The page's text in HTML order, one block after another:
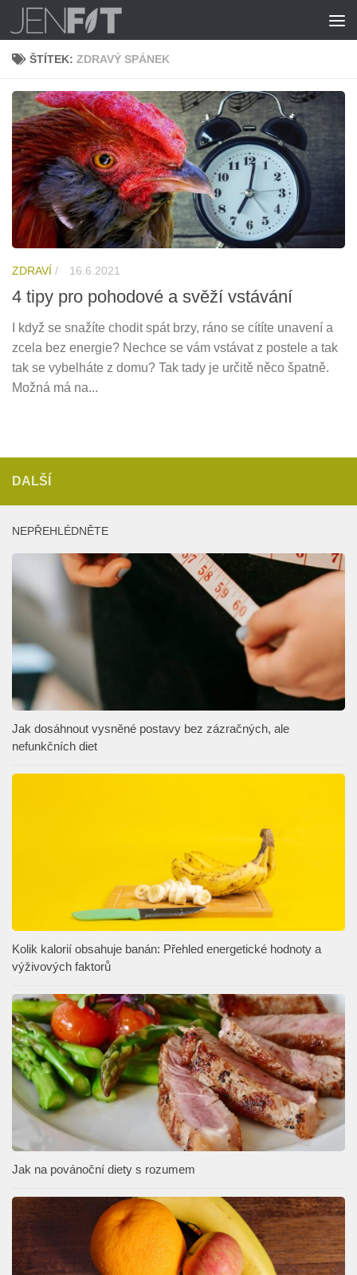
Skip to content
ŠTÍTEK: ZDRAVÝ SPÁNEK
ZDRAVÍ / 16.6.2021
4 tipy pro pohodové a svěží vstávání
I když se snažíte chodit spát brzy, ráno se cítíte unavení a
zcela bez energie? Nechce se vám vstávat z postele a tak
tak se vybelháte z domu? Tak tady je určitě něco špatně.
Možná má na...
DALŠÍ
NEPŘEHLÉDNĚTE
Jak dosáhnout vysněné postavy bez zázračných, ale
nefunkčních diet
Kolik kalorií obsahuje banán: Přehled energetické hodnoty a
výživových faktorů
Jak na povánoční diety s rozumem